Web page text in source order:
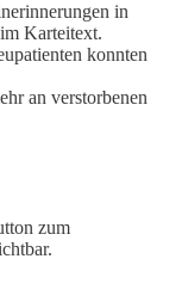
in
Karteitext.
konnten
an verstorbenen
zum